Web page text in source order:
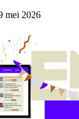
mei 2026